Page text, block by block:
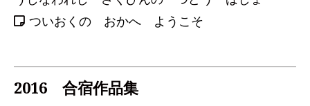
ついおくの おかへ ようこそ
2016 合宿作品集